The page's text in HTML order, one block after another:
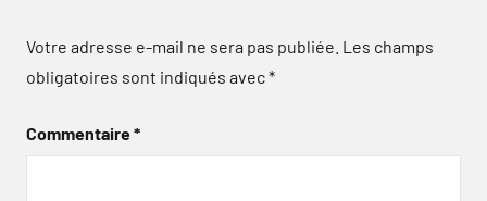
Votre adresse e-mail ne sera pas publiée. Les champs
obligatoires sont indiqués avec*
Commentaire*